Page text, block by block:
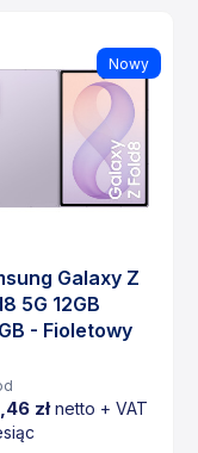
Nowy
Galaxy Z
5G 12GB
- Fioletowy
złnetto + VAT